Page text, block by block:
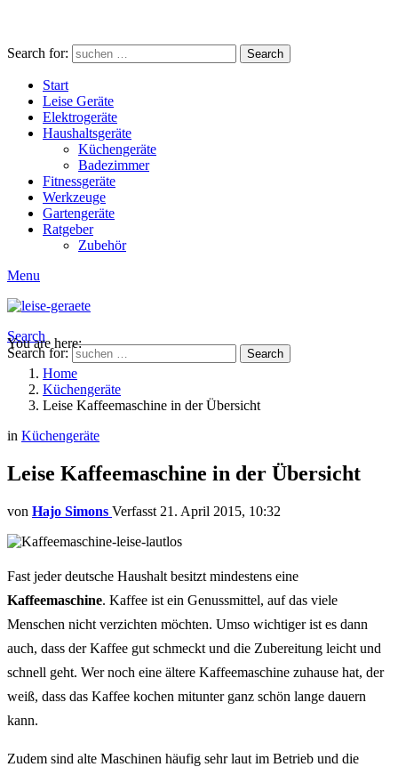
Search for: Search
Start
Leise Geräte
Elektrogeräte
Haushaltsgeräte
Küchengeräte
Badezimmer
Fitnessgeräte
Werkzeuge
Gartengeräte
Ratgeber
Zubehör
Menu
Search
Search for:
Search
You are here:
Home
Küchengeräte
Leise Kaffeemaschine in der Übersicht
in Küchengeräte
Leise Kaffeemaschine in der Übersicht
von Hajo Simons 21. April 2015, 10:32
Fast jeder deutsche Haushalt besitzt mindestens eine
Kaffeemaschine. Kaffee ist ein Genussmittel, auf das viele
Menschen nicht verzichten möchten. Umso wichtiger ist es dann
auch, dass der Kaffee gut schmeckt und die Zubereitung leicht und
schnell geht. Wer noch eine ältere Kaffeemaschine zuhause hat, der
weiß, dass das Kaffee kochen mitunter ganz schön lange dauern
kann.
Zudem sind alte Maschinen häufig sehr laut im Betrieb und die